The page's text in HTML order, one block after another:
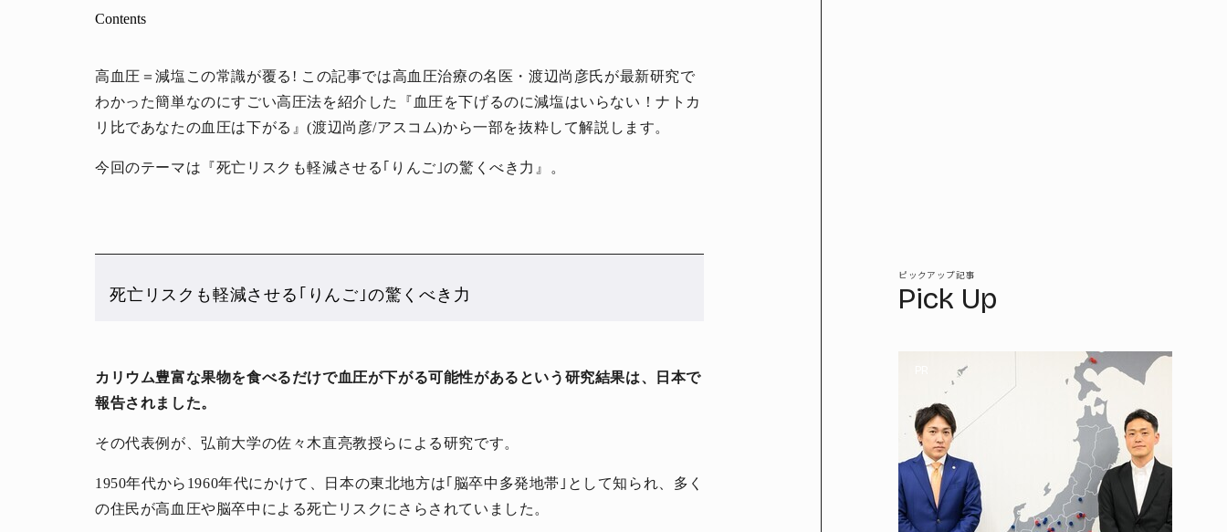
Contents
高血圧＝減塩この常識が覆る! この記事では高血圧治療の名医・渡辺尚彦氏が最新研究で
わかった簡単なのにすごい高圧法を紹介した『血圧を下げるのに減塩はいらない！ナトカ
リ比であなたの血圧は下がる』(渡辺尚彦/アスコム)から一部を抜粋して解説します。
今回のテーマは『死亡リスクも軽減させる｢りんご｣の驚くべき力』。
死亡リスクも軽減させる｢りんご｣の驚くべき力
カリウム豊富な果物を食べるだけで血圧が下がる可能性があるという研究結果は、日本で
報告されました。
その代表例が、弘前大学の佐々木直亮教授らによる研究です。
1950年代から1960年代にかけて、日本の東北地方は｢脳卒中多発地帯｣として知られ、多く
の住民が高血圧や脳卒中による死亡リスクにさらされていました。
ピックアップ記事
Pick Up